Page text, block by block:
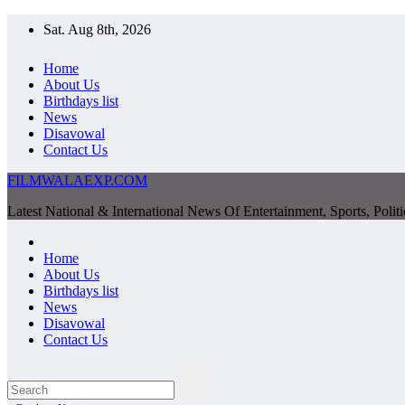
Sat. Aug 8th, 2026
Home
About Us
Birthdays list
News
Disavowal
Contact Us
FILMWALAEXP.COM
Latest National & International News Of Entertainment, Sports,
Home
About Us
Birthdays list
News
Disavowal
Contact Us